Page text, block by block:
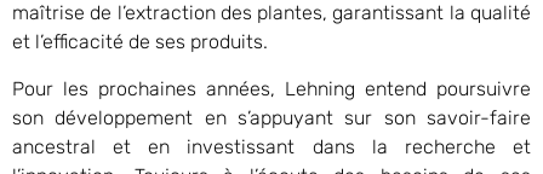
maîtrise de l’extraction des plantes, garantissant la qualité
et l’efficacité de ses produits.
Pour les prochaines années, Lehning entend poursuivre
son développement en s’appuyant sur son savoir-faire
ancestral et en investissant dans la recherche et